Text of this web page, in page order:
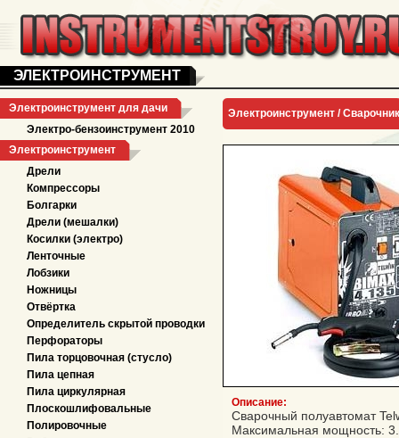
ЭЛЕКТРОИНСТРУМЕНТ
Электроинструмент для дачи
Электро-бензоинструмент 2010
Электроинструмент
Дрели
Компрессоры
Болгарки
Дрели (мешалки)
Косилки (электро)
Ленточные
Лобзики
Ножницы
Отвёртка
Определитель скрытой проводки
Перфораторы
Пила торцовочная (стусло)
Пила цепная
Пила циркулярная
Плоскошлифовальные
Полировочные
Электроинструмент /
Описание:
Сварочный полуавтомат
Максимальная мощность: